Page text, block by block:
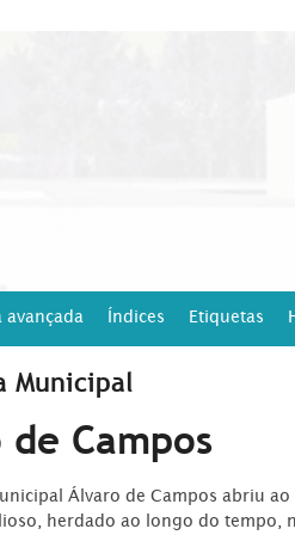
avançada Índices Etiquetas
Municipal
Campos
Álvaro de Campos abriu
herdado ao longo do tempo,